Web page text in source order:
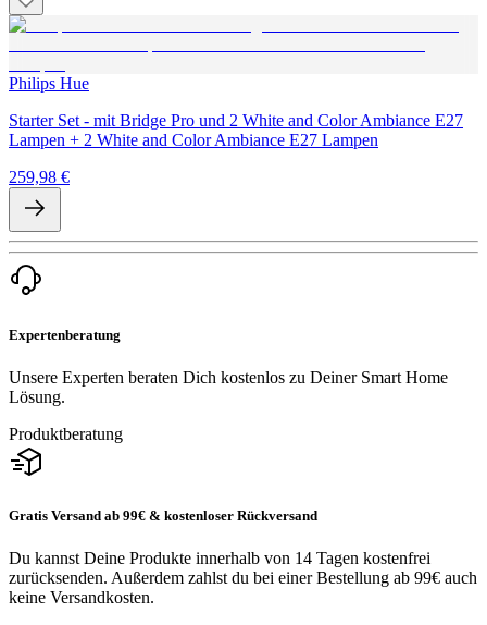
Philips Hue
Starter Set - mit Bridge Pro und 2 White and Color Ambiance E27
Lampen + 2 White and Color Ambiance E27 Lampen
259,98 €
Expertenberatung
Unsere Experten beraten Dich kostenlos zu Deiner Smart Home
Lösung.
Produktberatung
Gratis Versand ab 99€ & kostenloser Rückversand
Du kannst Deine Produkte innerhalb von 14 Tagen kostenfrei
zurücksenden. Außerdem zahlst du bei einer Bestellung ab 99€ auch
keine Versandkosten.